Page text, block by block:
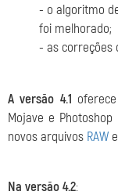
- o algoritmo
foi melhorado;
- as correções
A versão 4.1
Mojave e
novos arquivos RAW
Na versão 4.2: